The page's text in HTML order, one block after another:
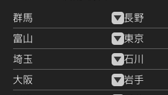
群馬 長野
富山 東京
埼玉 石川
大阪 岩手